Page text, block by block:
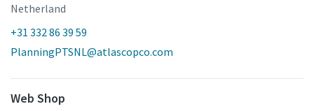
Netherland
+31 332 86 39 59
PlanningPTSNL@atlascopco.com
Web Shop